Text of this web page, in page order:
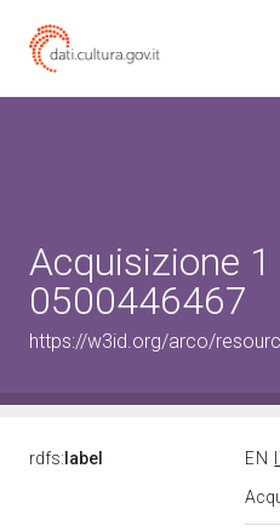
Acquisizione
0500446467
https://w3id.org/arco/
rdfs: label EN